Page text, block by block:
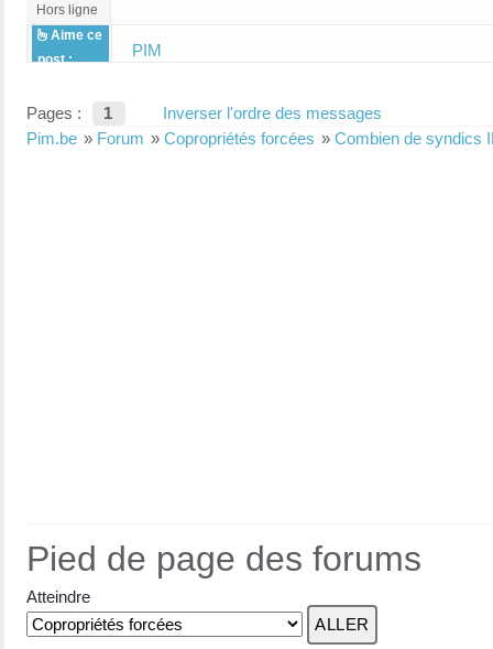
Hors ligne
Aime ce
post :
PIM
Pages : 1
Inverser l'ordre des messages
Pim.be » Forum » Copropriétés forcées » Combien de syndics
Pied de page des forums
Atteindre